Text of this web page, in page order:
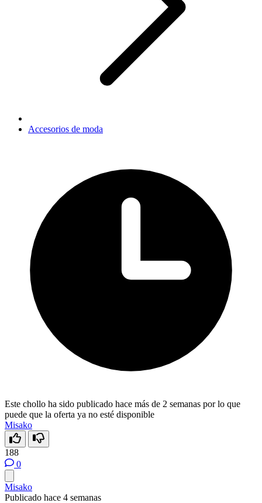
Accesorios de moda
Este chollo ha sido publicado hace más de 2 semanas por lo que
puede que la oferta ya no esté disponible
Misako
188
0
Misako
Publicado hace 4 semanas